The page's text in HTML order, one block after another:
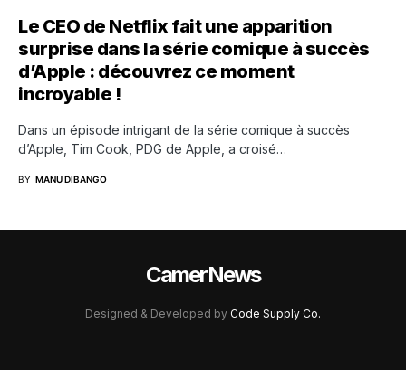
Le CEO de Netflix fait une apparition
surprise dans la série comique à succès
d’Apple : découvrez ce moment
incroyable !
Dans un épisode intrigant de la série comique à succès
d’Apple, Tim Cook, PDG de Apple, a croisé…
BY MANU DIBANGO
CamerNews
Designed & Developed by Code Supply Co.